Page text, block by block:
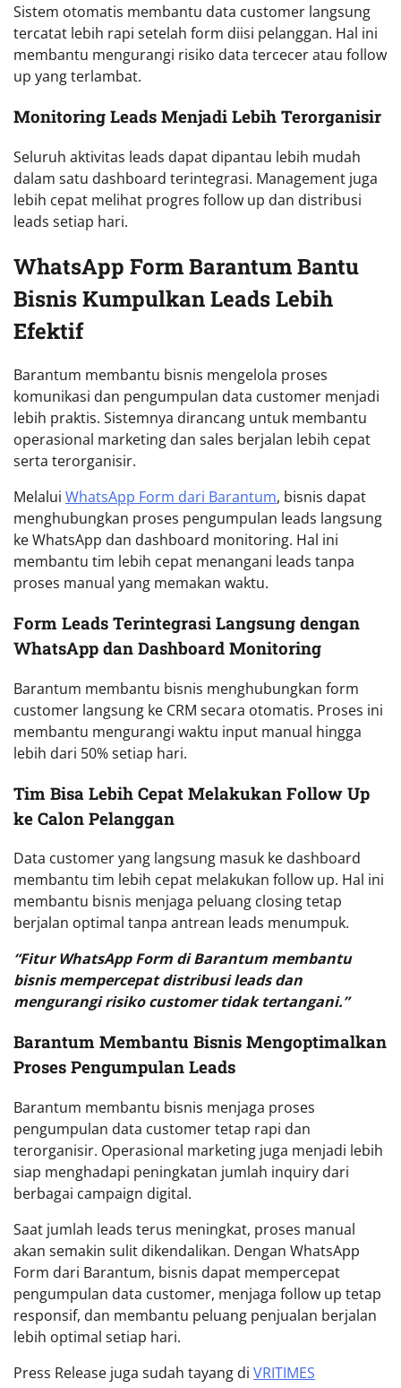
Sistem otomatis membantu data customer langsung
tercatat lebih rapi setelah form diisi pelanggan. Hal ini
membantu mengurangi risiko data tercecer atau follow
up yang terlambat.
Monitoring Leads Menjadi Lebih Terorganisir
Seluruh aktivitas leads dapat dipantau lebih mudah
dalam satu dashboard terintegrasi. Management juga
lebih cepat melihat progres follow up dan distribusi
leads setiap hari.
WhatsApp Form Barantum Bantu
Bisnis Kumpulkan Leads Lebih
Efektif
Barantum membantu bisnis mengelola proses
komunikasi dan pengumpulan data customer menjadi
lebih praktis. Sistemnya dirancang untuk membantu
operasional marketing dan sales berjalan lebih cepat
serta terorganisir.
Melalui WhatsApp Form dari Barantum, bisnis dapat
menghubungkan proses pengumpulan leads langsung
ke WhatsApp dan dashboard monitoring. Hal ini
membantu tim lebih cepat menangani leads tanpa
proses manual yang memakan waktu.
Form Leads Terintegrasi Langsung dengan
WhatsApp dan Dashboard Monitoring
Barantum membantu bisnis menghubungkan form
customer langsung ke CRM secara otomatis. Proses ini
membantu mengurangi waktu input manual hingga
lebih dari 50% setiap hari.
Tim Bisa Lebih Cepat Melakukan Follow Up
ke Calon Pelanggan
Data customer yang langsung masuk ke dashboard
membantu tim lebih cepat melakukan follow up. Hal ini
membantu bisnis menjaga peluang closing tetap
berjalan optimal tanpa antrean leads menumpuk.
“Fitur WhatsApp Form di Barantum membantu
bisnis mempercepat distribusi leads dan
mengurangi risiko customer tidak tertangani.”
Barantum Membantu Bisnis Mengoptimalkan
Proses Pengumpulan Leads
Barantum membantu bisnis menjaga proses
pengumpulan data customer tetap rapi dan
terorganisir. Operasional marketing juga menjadi lebih
siap menghadapi peningkatan jumlah inquiry dari
berbagai campaign digital.
Saat jumlah leads terus meningkat, proses manual
akan semakin sulit dikendalikan. Dengan WhatsApp
Form dari Barantum, bisnis dapat mempercepat
pengumpulan data customer, menjaga follow up tetap
responsif, dan membantu peluang penjualan berjalan
lebih optimal setiap hari.
Press Release juga sudah tayang di VRITIMES